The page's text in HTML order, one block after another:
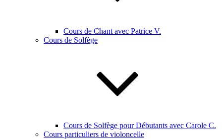
Cours de Chant avec Patrice V.
Cours de Solfège
Cours de Solfège pour Débutants avec Carole C.
Cours particuliers de violoncelle